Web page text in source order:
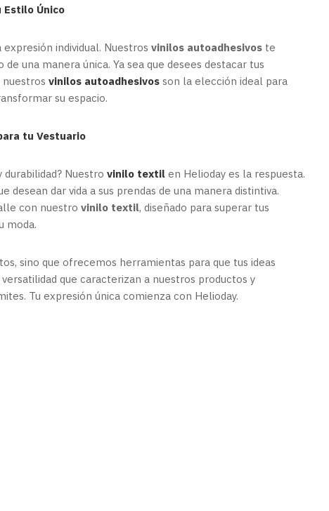
Estilo Único
individual. Nuestros vinilos autoadhesivos te
una manera única. Ya sea que desees destacar tus
vinilos autoadhesivos son la elección ideal para
su espacio.
tu Vestuario
Nuestro vinilo textil en Helioday es la respuesta.
desean dar vida a sus prendas de una manera distintiva.
con nuestro vinilo textil, diseñado para superar tus
moda.
sino que ofrecemos herramientas para que tus ideas
que caracterizan a nuestros productos y
Tu expresión única comienza con Helioday.